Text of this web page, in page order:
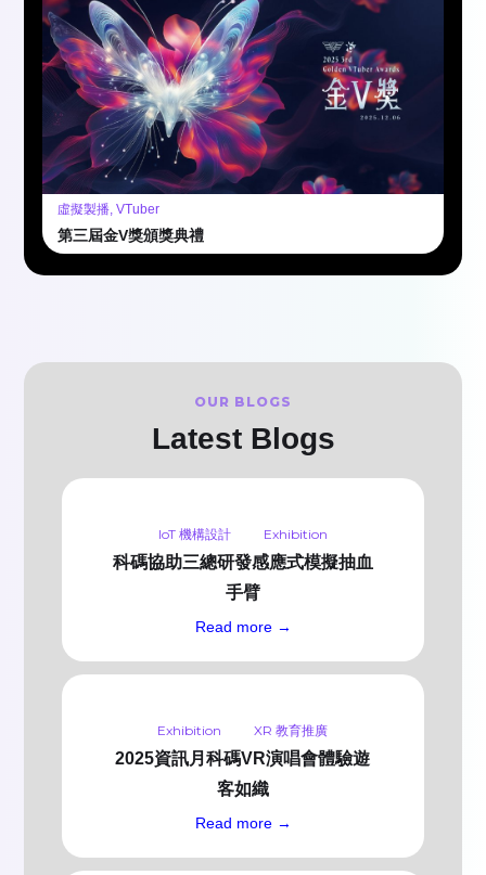
虛擬製播, VTuber
第三屆金V獎頒獎典禮
OUR BLOGS
Latest Blogs
IoT 機構設計 Exhibition
科碼協助三總研發感應式模擬抽血
手臂
Read more →
Exhibition XR 教育推廣
2025資訊月科碼VR演唱會體驗遊
客如織
Read more →